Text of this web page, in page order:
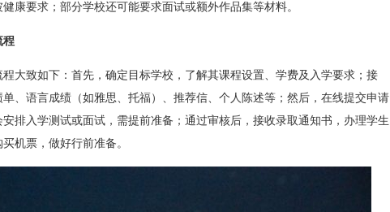
康要求；部分学校还可能要求面试或额外作品集等材料。
程
大致如下：首先，确定目标学校，了解其课程设置、学费及入学要求；接
、语言成绩（如雅思、托福）、推荐信、个人陈述等；然后，在线提交申请
排入学测试或面试，需提前准备；通过审核后，接收录取通知书，办理学生
机票，做好行前准备。